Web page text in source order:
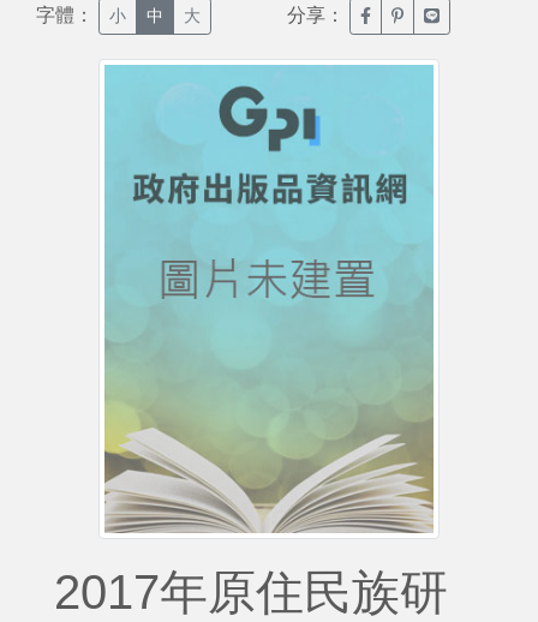
字體： 小 中 大 分享： 臉書分享(另開新視窗)
噗浪分享(另開新
Line分享(另
2017年原住民族研